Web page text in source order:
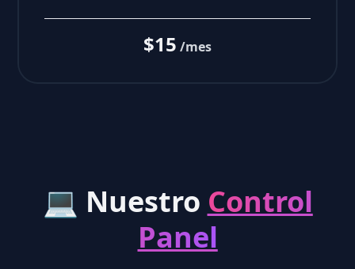
$15 /mes
💻 Nuestro Control
Panel